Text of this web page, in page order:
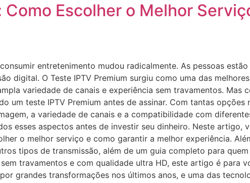
Como Escolher o Melhor
entretenimento mudou radicalmente. As pessoas
digital. O Teste IPTV Premium surgiu como uma das
variedade de canais e experiência sem travamentos. Mas
um teste IPTV Premium antes de assinar. Com tantas opções
a variedade de canais e a compatibilidade com
esses aspectos antes de investir seu dinheiro. Neste artigo,
o melhor serviço e como garantir a melhor experiência.
tipos de transmissão, além de um guia completo para
travamentos e com qualidade ultra HD, este artigo é para
grandes transformações nos últimos anos, e uma das